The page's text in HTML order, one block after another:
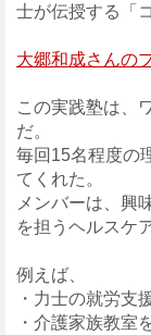
士が伝授する「
大郷和成さんの
この実践塾は、
だ。
毎回15名程度の
てくれた。
メンバーは、興
を担うヘルスケ
例えば、
・力士の就労支
・介護家族教室